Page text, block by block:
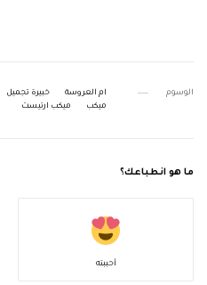
الوسوم ام العروسة خبيرة تجميل
ميكب
ميكب ارتيست
ما هو انطباعك؟
أحببته